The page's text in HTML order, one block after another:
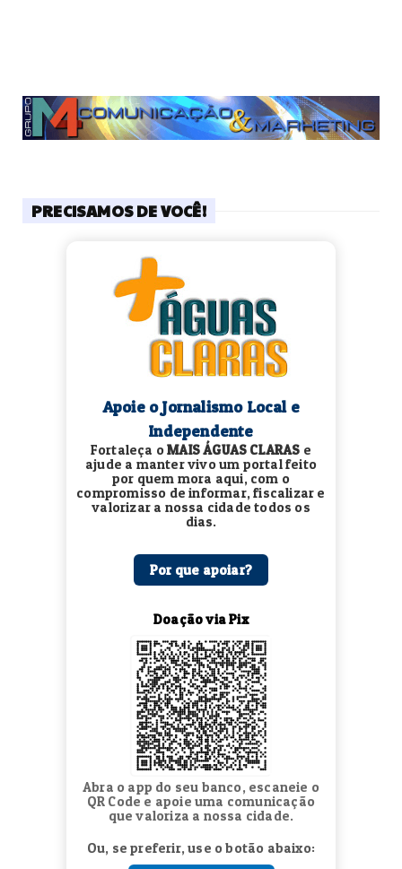
PRECISAMOS DE VOCÊ!
Apoie o Jornalismo Local e
Independente
Fortaleça oMAIS ÁGUAS CLARAS e
ajude a manter vivo um portal feito
por quem mora aqui, com o
compromisso de informar, fiscalizar e
valorizar a nossa cidade todos os
dias.
Por que apoiar?
Doação via Pix
Abra o app do seu banco, escaneie o
QR Code e apoie uma comunicação
que valoriza a nossa cidade.
Ou, se preferir, use o botão abaixo: